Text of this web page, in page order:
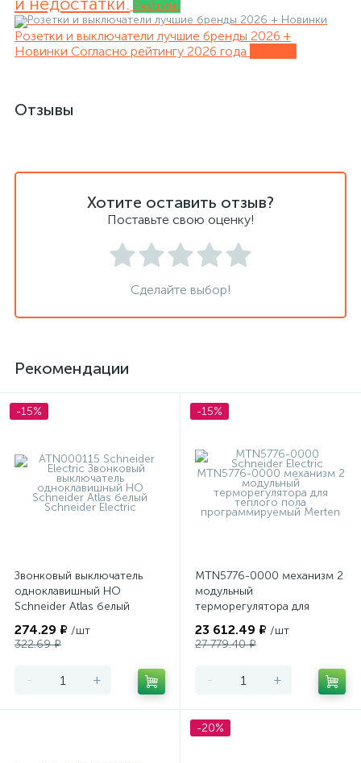
Рейтинг
Розетки и выключатели лучшие бренды 2026 +
Новинки Согласно рейтингу 2026 года
Отзывы
Хотите оставить отзыв?
Поставьте свою оценку!
Сделайте выбор!
Рекомендации
-15%
Звонковый выключатель
одноклавишный НО
Schneider Atlas белый
274.29 ₽ /шт
322.69 ₽
- +
-15%
MTN5776-0000 механизм 2
модульный
терморегулятора для
программируемый Merten
23 612.49 ₽ /шт
27 779.40 ₽
- +
-20%